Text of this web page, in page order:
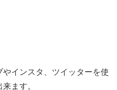
インスタ、ツイッターを使
ます。